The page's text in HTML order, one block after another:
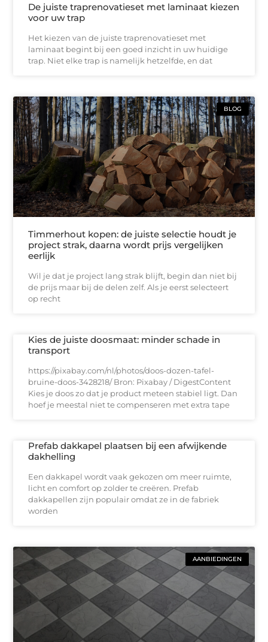
De juiste traprenovatieset met laminaat kiezen
voor uw trap
Het kiezen van de juiste traprenovatieset met
laminaat begint bij een goed inzicht in uw huidige
trap. Niet elke trap is namelijk hetzelfde, en dat
BLOG
Timmerhout kopen: de juiste selectie houdt je
project strak, daarna wordt prijs vergelijken
eerlijk
Wil je dat je project lang strak blijft, begin dan niet bij
de prijs maar bij de delen zelf. Als je eerst selecteert
op recht
Kies de juiste doosmaat: minder schade in
transport
https://pixabay.com/nl/photos/doos-dozen-tafel-
bruine-doos-3428218/ Bron: Pixabay / DigestContent
Kies je doos zo dat je product meteen stabiel ligt. Dan
hoef je meestal niet te compenseren met extra tape
Prefab dakkapel plaatsen bij een afwijkende
dakhelling
Een dakkapel wordt vaak gekozen om meer ruimte,
licht en comfort op zolder te creëren. Prefab
dakkapellen zijn populair omdat ze in de fabriek
worden
AANBIEDINGEN